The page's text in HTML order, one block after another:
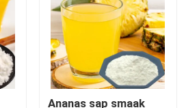
Ananas sap smaak